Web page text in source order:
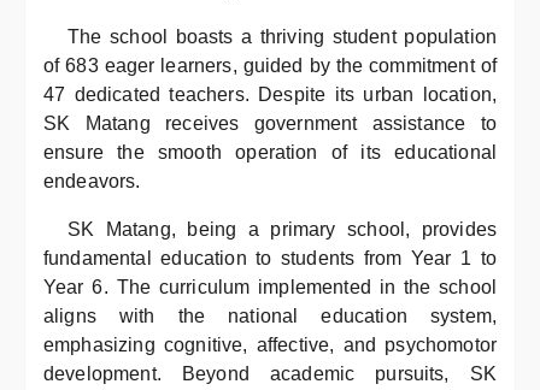
The school boasts a thriving student population
of 683 eager learners, guided by the commitment of
47 dedicated teachers. Despite its urban location,
SK Matang receives government assistance to
ensure the smooth operation of its educational
endeavors.
SK Matang, being a primary school, provides
fundamental education to students from Year 1 to
Year 6. The curriculum implemented in the school
aligns with the national education system,
emphasizing cognitive, affective, and psychomotor
development. Beyond academic pursuits, SK